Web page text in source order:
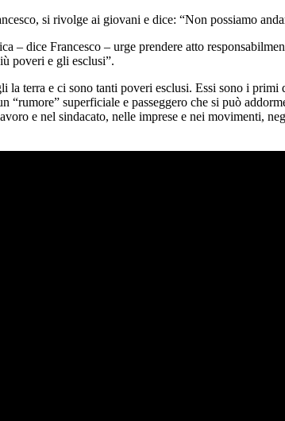
si rivolge ai giovani e dice: “Non possiamo
– dice Francesco – urge prendere atto
poveri e gli esclusi”.
la terra e ci sono tanti poveri esclusi. Essi sono i
“rumore” superficiale e passeggero che si può
e nel sindacato, nelle imprese e nei